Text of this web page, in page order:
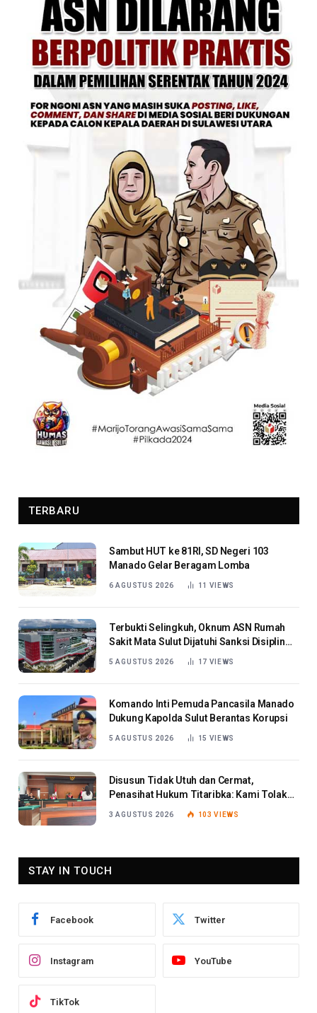
TERBARU
Sambut HUT ke 81RI, SD Negeri 103
Manado Gelar Beragam Lomba
6 AGUSTUS 2026 11 VIEWS
Terbukti Selingkuh, Oknum ASN Rumah
Sakit Mata Sulut Dijatuhi Sanksi Disiplin
Berat
5 AGUSTUS 2026 17 VIEWS
Komando Inti Pemuda Pancasila Manado
Dukung Kapolda Sulut Berantas Korupsi
5 AGUSTUS 2026 15 VIEWS
Disusun Tidak Utuh dan Cermat,
Penasihat Hukum Titaribka: Kami Tolak
Tanggapan Jaksa
3 AGUSTUS 2026 103VIEWS
STAY IN TOUCH
Facebook Twitter
Instagram YouTube
TikTok